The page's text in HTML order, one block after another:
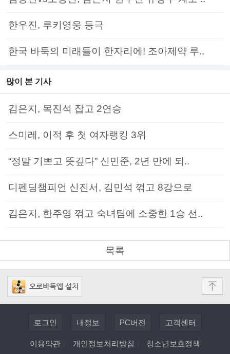
한우진, 루키영웅 등극
한국 바둑의 미래들이 한자리에! 조아제약 루..
많이 본 기사
김은지, 목진석 잡고 2연승
스미레, 이적 후 첫 여자랭킹 3위
“정말 기쁘고 뜻깊다” 신민준, 2년 만에 되..
디펜딩챔피언 신진서, 김민석 꺾고 8강으로
김은지, 한주영 꺾고 숙녀팀에 소중한 1승 선..
목록
로그인 내정보 PC버전 고객센터
이용약관 개인정보처리방침 청소년보호정책